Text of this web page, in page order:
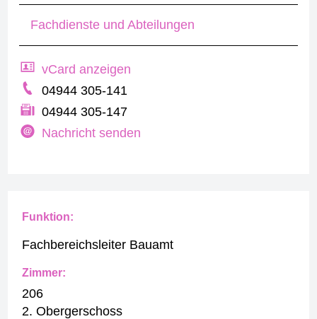
Fachdienste und Abteilungen
vCard anzeigen
04944 305-141
04944 305-147
Nachricht senden
Funktion:
Fachbereichsleiter Bauamt
Zimmer:
206
2. Obergerschoss